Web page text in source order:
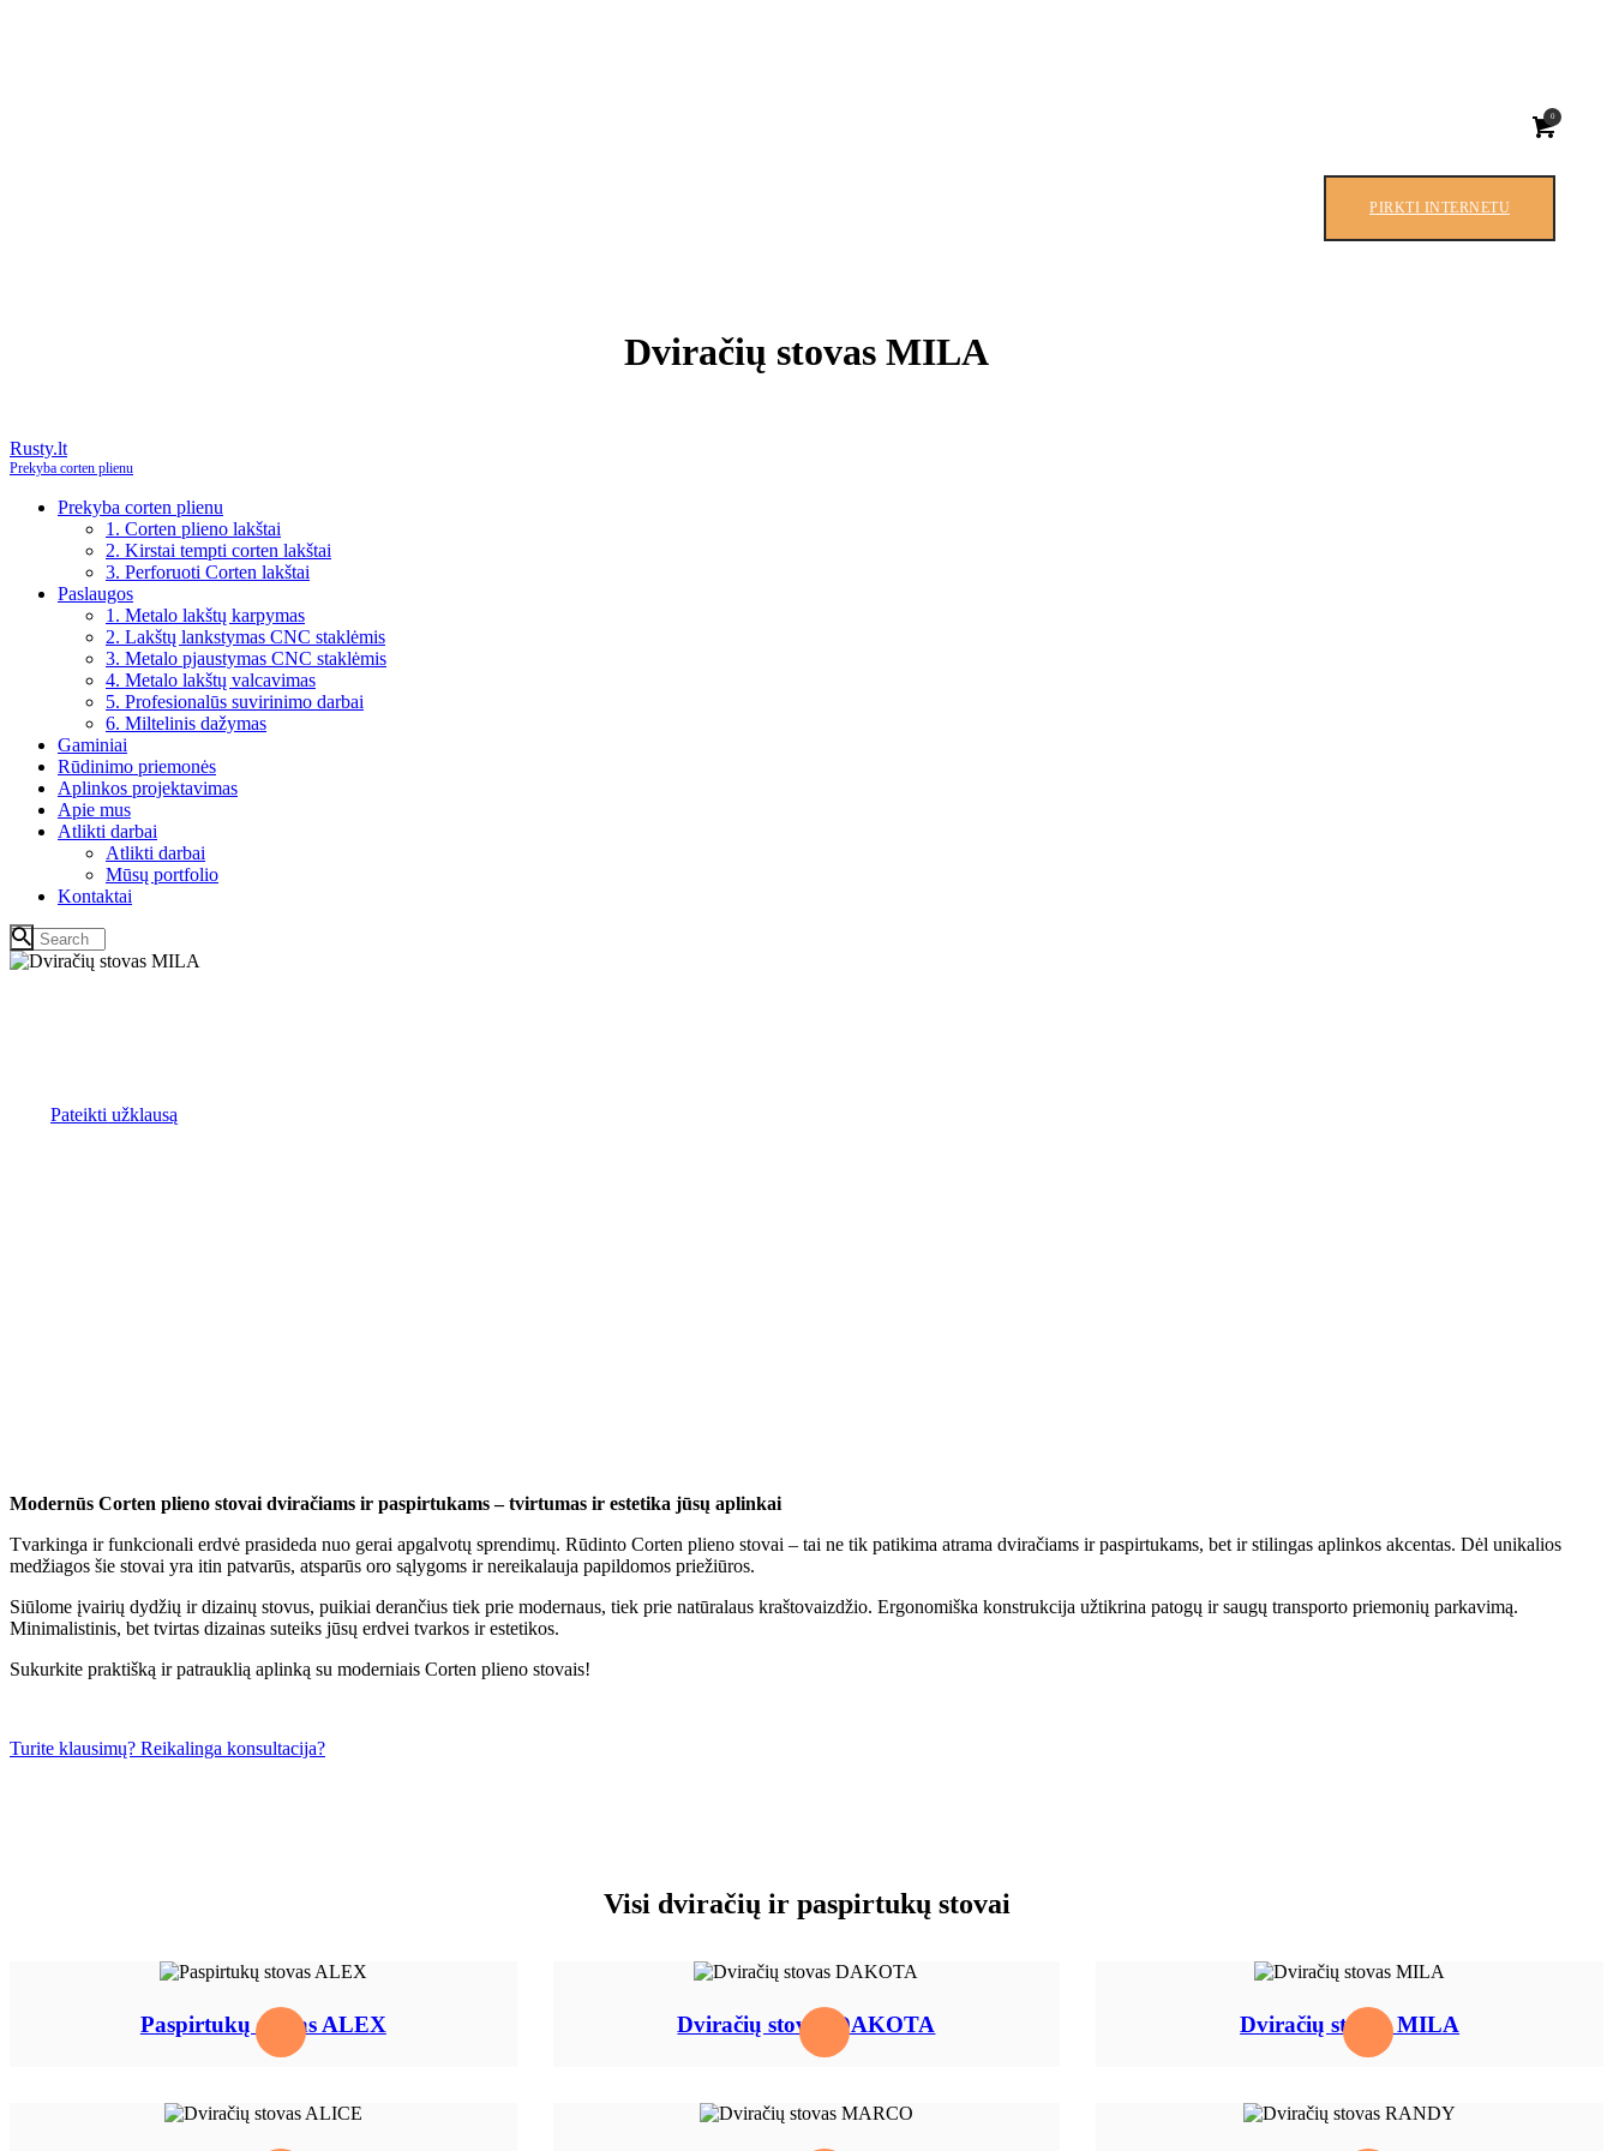
0
PIRKTI INTERNETU
Dviračių stovas MILA
Rusty.lt
Prekyba corten plienu
Prekyba corten plienu
1. Corten plieno lakštai
2. Kirstai tempti corten lakštai
3. Perforuoti Corten lakštai
Paslaugos
1. Metalo lakštų karpymas
2. Lakštų lankstymas CNC staklėmis
3. Metalo pjaustymas CNC staklėmis
4. Metalo lakštų valcavimas
5. Profesionalūs suvirinimo darbai
6. Miltelinis dažymas
Gaminiai
Rūdinimo priemonės
Aplinkos projektavimas
Apie mus
Atlikti darbai
Atlikti darbai
Mūsų portfolio
Kontaktai
Pateikti užklausą
Modernūs Corten plieno stovai dviračiams ir paspirtukams – tvirtumas ir estetika jūsų aplinkai
Tvarkinga ir funkcionali erdvė prasideda nuo gerai apgalvotų sprendimų. Rūdinto Corten plieno stovai – tai ne tik patikima atrama dviračiams ir paspirtukams, bet ir stilingas aplinkos akcentas. Dėl unikalios
medžiagos šie stovai yra itin patvarūs, atsparūs oro sąlygoms ir nereikalauja papildomos priežiūros.
Siūlome įvairių dydžių ir dizainų stovus, puikiai derančius tiek prie modernaus, tiek prie natūralaus kraštovaizdžio. Ergonomiška konstrukcija užtikrina patogų ir saugų transporto priemonių parkavimą.
Minimalistinis, bet tvirtas dizainas suteiks jūsų erdvei tvarkos ir estetikos.
Sukurkite praktišką ir patrauklią aplinką su moderniais Corten plieno stovais!
Turite klausimų? Reikalinga konsultacija?
Visi dviračių ir paspirtukų stovai
Paspirtukų stovas ALEX Dviračių stovas DAKOTA Dviračių stovas MILA